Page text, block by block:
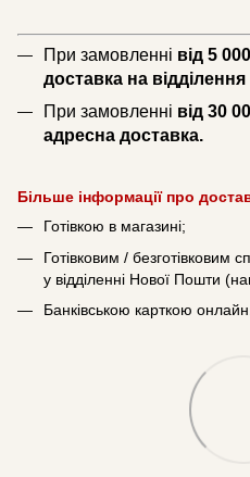
При замовленні від 5
доставка на
При замовленні від 30
адресна доставка.
Більше інформації про
Готівкою в магазині;
Готівковим / безготівковим
у відділенні Нової Пошти
Банківською карткою онлайн.